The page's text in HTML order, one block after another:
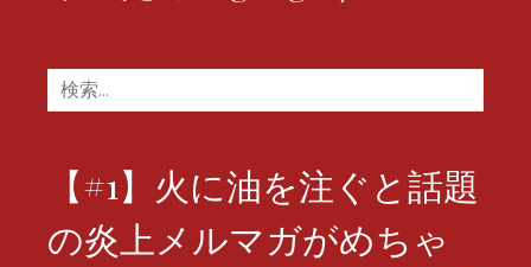
検
索:
【#1】火に油を注ぐと話題
の炎上メルマガがめちゃ